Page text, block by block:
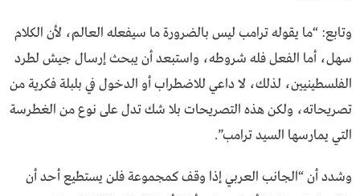
وتابع: “ما يقوله ترامب ليس بالضرورة ما سيفعله العالم، لأن الكلام
سهل، أما الفعل فله شروطه، واستبعد أن يبحث إرسال جيش لطرد
الفلسطينيين، لذلك، لا داعي للاضطراب أو الدخول في بلبلة فكرية من
تصريحاته، ولكن هذه التصريحات بلا شك تدل على نوع من الغطرسة
التي يمارسها السيد ترامب”.
وشدد أن “الجانب العربي إذا وقف كمجموعة فلن يستطيع أحد أن